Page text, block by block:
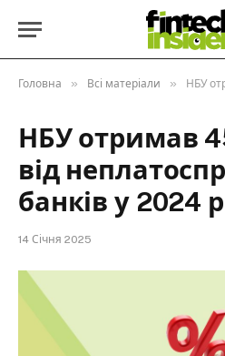
Головна » Всі матеріали » НБУ отримав
НБУ отримав
від
банків у 2024
14 Січня 2025